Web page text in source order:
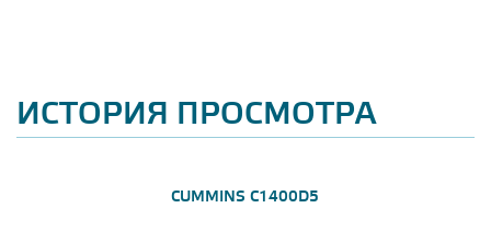
ИСТОРИЯ ПРОСМОТРА
CUMMINS C1400D5